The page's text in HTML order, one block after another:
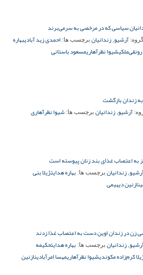
سیاسی که در مرخصی به سرمی‌برند
آرشیو, زندانیان برچسب ها: احمدی زید آبادیبهاره
شیوا نظرآهاریمسعود باستانی
زندان بازگشت
آرشیو, زندانیان برچسب ها: شیوا نظرآهاری
به اعتصاب غذای بند زنان پیوسته است
, زندانیان برچسب ها: بهاره هدایتژیلا بنی
نازنین دیهیمی
زن در زندان اوین دست به اعتصاب غذا زدند
, زندانیان برچسب ها: بهاره هدایتحکیمه
کرم‌زاده مکوندیشیوا نظرآهاریمهسا امرآبادینازنین